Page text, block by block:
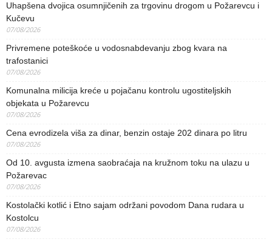
Uhapšena dvojica osumnjičenih za trgovinu drogom u Požarevcu i
Kučevu
07/08/2026
Privremene poteškoće u vodosnabdevanju zbog kvara na
trafostanici
07/08/2026
Komunalna milicija kreće u pojačanu kontrolu ugostiteljskih
objekata u Požarevcu
07/08/2026
Cena evrodizela viša za dinar, benzin ostaje 202 dinara po litru
07/08/2026
Od 10. avgusta izmena saobraćaja na kružnom toku na ulazu u
Požarevac
07/08/2026
Kostolački kotlić i Etno sajam održani povodom Dana rudara u
Kostolcu
07/08/2026